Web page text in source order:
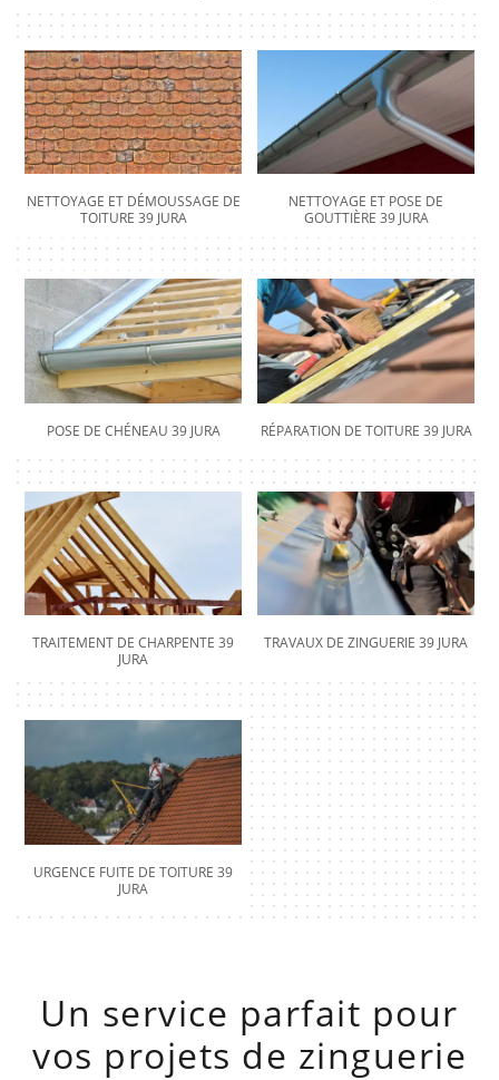
NETTOYAGE ET DÉMOUSSAGE DE
TOITURE 39 JURA
NETTOYAGE ET POSE DE
GOUTTIÈRE 39 JURA
POSE DE CHÉNEAU 39 JURA RÉPARATION DE TOITURE 39 JURA
TRAITEMENT DE CHARPENTE 39
JURA
TRAVAUX DE ZINGUERIE 39 JURA
URGENCE FUITE DE TOITURE 39
JURA
Un service parfait pour
vos projets de zinguerie